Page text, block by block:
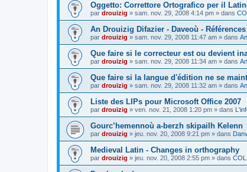
Oggetto: Correttore Ortografico per il
par drouizig » sam. nov. 29, 2008 4:14 pm » dans
An Drouizig Difazier - Daveoù - Références
par drouizig » sam. nov. 29, 2008 11:47 am » dans
Que faire si le correcteur est ou devient
par drouizig » sam. nov. 29, 2008 11:34 am » dans
Que faire si la langue d'édition ne se
par drouizig » sam. nov. 29, 2008 11:32 am » dans
Liste des LIPs pour Microsoft Office 2007
par drouizig » ven. nov. 21, 2008 1:20 pm » dans
Gourc’hemennoù a-berzh skipailh Kelenn
par drouizig » jeu. nov. 20, 2008 9:21 pm » dans
Medieval Latin - Changes in orthography
par drouizig » jeu. nov. 20, 2008 2:55 pm » dans